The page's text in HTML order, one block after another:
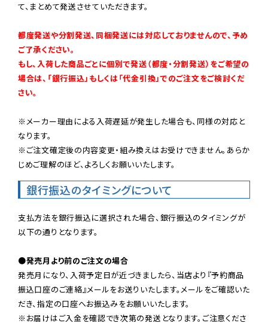
て、まとめて発送させていただきます。
都度発送や分割発送、同梱発送には対応しておりませんので、予め
ご了承ください。
もし、入荷した商品ごとに個別で発送（都度・分割発送）をご希望の
場合は、「銀行振込」もしくは「代金引換」でのご注文をご検討くだ
さい。
※メーカー理由による入荷遅延が発生した場合も、同様の対応と
なります。
※ご注文確定後の内容変更・組み換えはお受けできません。あらか
じめご理解のほど、よろしくお願いいたします。
銀行振込のタイミングについて
支払方法を銀行振込に選択された場合、銀行振込のタイミングが
以下の通りとなります。
●発売月より前のご注文の場合
発売月になり、入荷予定日が近づきましたら、当店より『予約商品
振込口座のご連絡』メールをお送りいたします。メールをご確認いた
だき、指定の口座へお振込みをお願いいたします。
※お届けはご入金を確認でき次第の発送となります。ご注意くださ